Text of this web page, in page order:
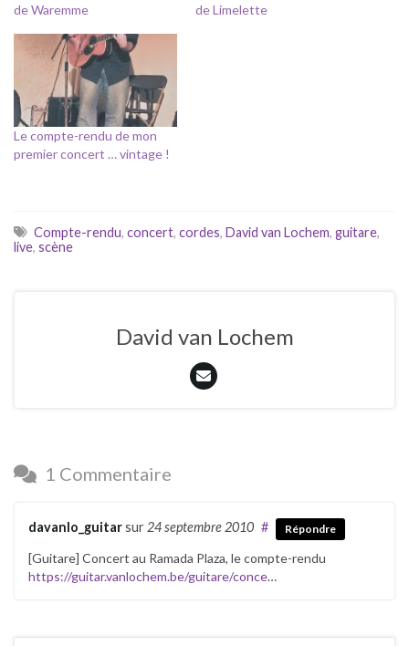
de Waremme
de Limelette
Le compte-rendu de mon
premier concert … vintage !
Compte-rendu, concert, cordes, David van Lochem, guitare,
live, scène
David van Lochem
1 Commentaire
davanlo_guitarsur 24 septembre 2010 # Répondre
[Guitare] Concert au Ramada Plaza, le compte-rendu
https://guitar.vanlochem.be/guitare/conce…